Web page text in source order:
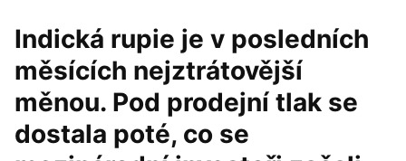
Indická rupie je v posledních
měsících nejztrátovější
měnou. Pod prodejní tlak se
dostala poté, co se